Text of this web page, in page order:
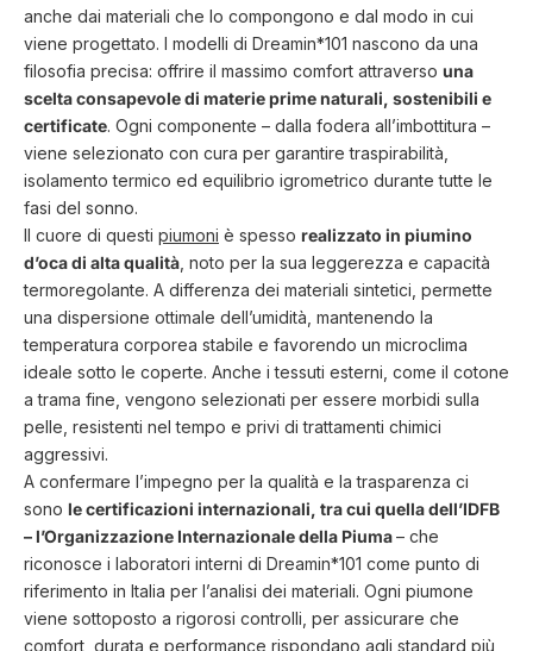
anche dai materiali che lo compongono e dal modo in cui
viene progettato. I modelli di Dreamin*101 nascono da una
filosofia precisa: offrire il massimo comfort attraverso una
scelta consapevole di materie prime naturali, sostenibili e
certificate. Ogni componente – dalla fodera all’imbottitura –
viene selezionato con cura per garantire traspirabilità,
isolamento termico ed equilibrio igrometrico durante tutte le
fasi del sonno.
Il cuore di questi piumoni è spesso realizzato in piumino
d’oca di alta qualità , noto per la sua leggerezza e capacità
termoregolante. A differenza dei materiali sintetici, permette
una dispersione ottimale dell’umidità, mantenendo la
temperatura corporea stabile e favorendo un microclima
ideale sotto le coperte. Anche i tessuti esterni, come il cotone
a trama fine, vengono selezionati per essere morbidi sulla
pelle, resistenti nel tempo e privi di trattamenti chimici
aggressivi.
A confermare l’impegno per la qualità e la trasparenza ci
sono le certificazioni internazionali, tra cui quella dell’IDFB
– l’Organizzazione Internazionale della Piuma– che
riconosce i laboratori interni di Dreamin*101 come punto di
riferimento in Italia per l’analisi dei materiali. Ogni piumone
viene sottoposto a rigorosi controlli, per assicurare che
comfort, durata e performance rispondano agli standard più